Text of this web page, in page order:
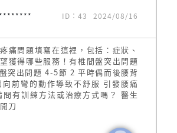
ID：43 2024/08/16
痛問題填寫在這裡，包括：症狀、
獲得哪些服務！有椎間盤突出問題
突出問題 4-5節 2 平時偶而後腰背
向前彎的動作導致不舒服 引發腰痛
問有訓練方法或治療方式嗎？ 醫生
刀